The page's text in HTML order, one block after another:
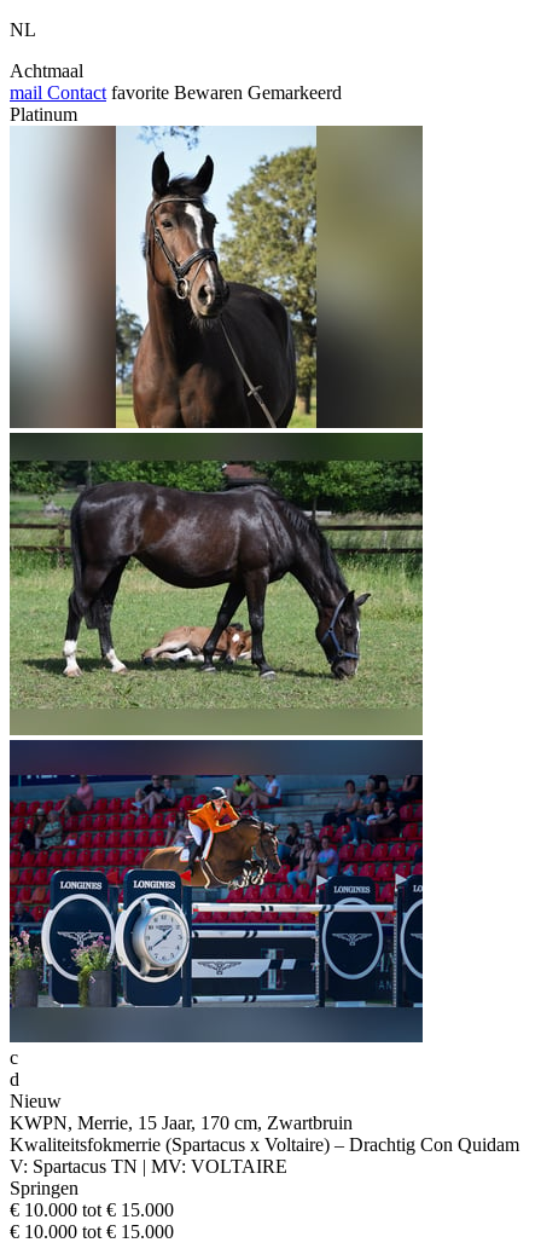
NL
Achtmaal
mail Contact favorite Bewaren Gemarkeerd
Platinum
c
d
Nieuw
KWPN, Merrie, 15 Jaar, 170 cm, Zwartbruin
Kwaliteitsfokmerrie (Spartacus x Voltaire) – Drachtig Con Quidam
V: Spartacus TN | MV: VOLTAIRE
Springen
€ 10.000 tot € 15.000
€ 10.000 tot € 15.000